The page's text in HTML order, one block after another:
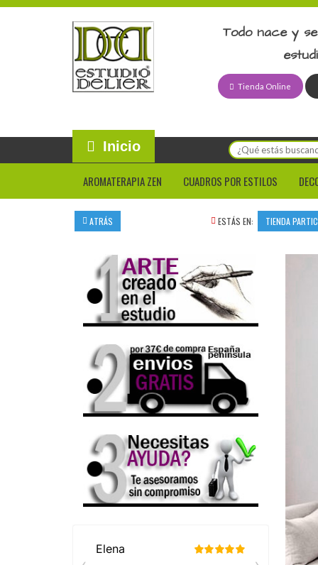
Todo nace y
Tienda Online
Inicio
AROMATERAPIA ZEN CUADROS POR ESTILOS
ATRÁS ESTÁS EN: TIENDA